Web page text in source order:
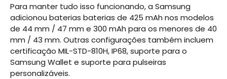
Para manter tudo isso funcionando, a Samsung
adicionou baterias baterias de 425 mAh nos modelos
de 44 mm / 47 mm e 300 mAh para os menores de 40
mm / 43 mm. Outras configurações também incluem
certificação MIL-STD-810H, IP68, suporte para o
Samsung Wallet e suporte para pulseiras
personalizáveis.